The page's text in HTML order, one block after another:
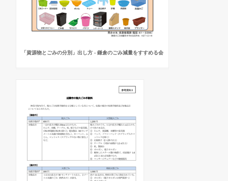
「資源物とごみの分別」出し方 - 鎌倉のごみ減量をすすめる会